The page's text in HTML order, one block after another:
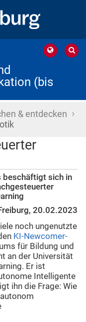
(bis
& entdecken ›
beschäftigt sich in
20.02.2023
noch ungenutzte
KI-Newcomer-
für Bildung und
an der Universität
Er ist
Intelligente
ihn die Frage: Wie